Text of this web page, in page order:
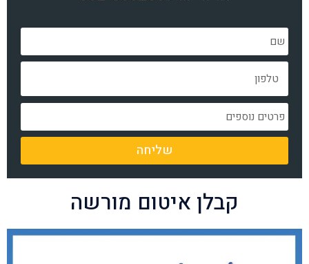
שליחה
קבלן איטום מורשה